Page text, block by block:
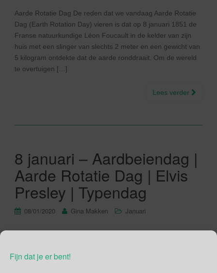
Fijn dat je er bent!
Aarde Rotatie Dag De reden dat we vandaag Aarde Rotatie
Dag (Earth Rotation Day) vieren is dat op 8 januari 1851 de
Franse natuurkundige Léon Foucault in de kelder van zijn
huis met een slinger van slechts 2 meter en een gewicht van
5 kilogram ontdekte dat de aarde ronddraait. Om de wereld
te overtuigen […]
Lees verder
8 januari – Aardbeiendag |
Aarde Rotatie Dag | Elvis
Presley | Typendag
08/01/2020 Gina Makken Januari
De Vlaamse consument krijgt een aardbeiendag in de Week